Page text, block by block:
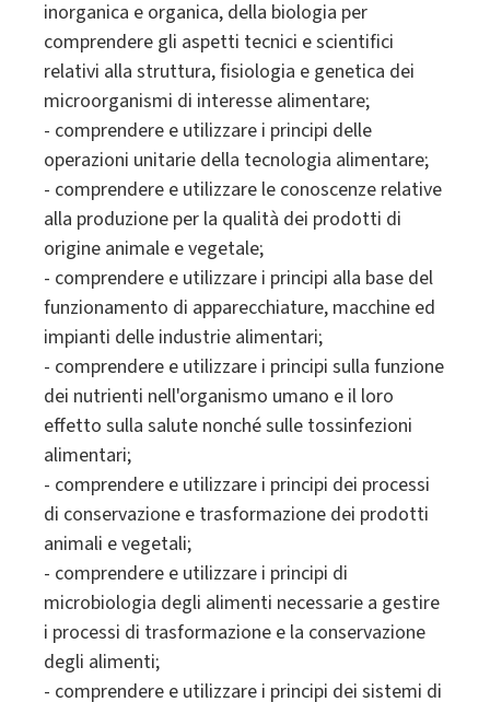
inorganica e organica, della biologia per
comprendere gli aspetti tecnici e scientifici
relativi alla struttura, fisiologia e genetica dei
microorganismi di interesse alimentare;
- comprendere e utilizzare i principi delle
operazioni unitarie della tecnologia alimentare;
- comprendere e utilizzare le conoscenze relative
alla produzione per la qualità dei prodotti di
origine animale e vegetale;
- comprendere e utilizzare i principi alla base del
funzionamento di apparecchiature, macchine ed
impianti delle industrie alimentari;
- comprendere e utilizzare i principi sulla funzione
dei nutrienti nell'organismo umano e il loro
effetto sulla salute nonché sulle tossinfezioni
alimentari;
- comprendere e utilizzare i principi dei processi
di conservazione e trasformazione dei prodotti
animali e vegetali;
- comprendere e utilizzare i principi di
microbiologia degli alimenti necessarie a gestire
i processi di trasformazione e la conservazione
degli alimenti;
- comprendere e utilizzare i principi dei sistemi di